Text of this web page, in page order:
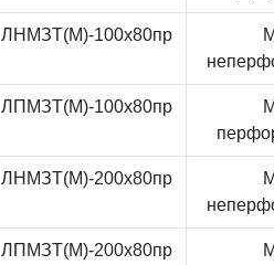
ЛНМЗТ(М)-100x80пр
ЛПМЗТ(М)-100x80пр
ЛНМЗТ(М)-200x80пр
ЛПМЗТ(М)-200x80пр